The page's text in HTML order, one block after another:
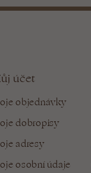
účet
objednávky
dobropisy
adresy
osobní údaje